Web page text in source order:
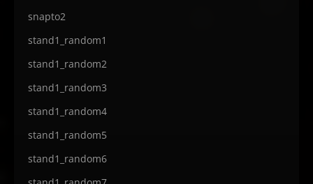
snapto2
stand1_random1
stand1_random2
stand1_random3
stand1_random4
stand1_random5
stand1_random6